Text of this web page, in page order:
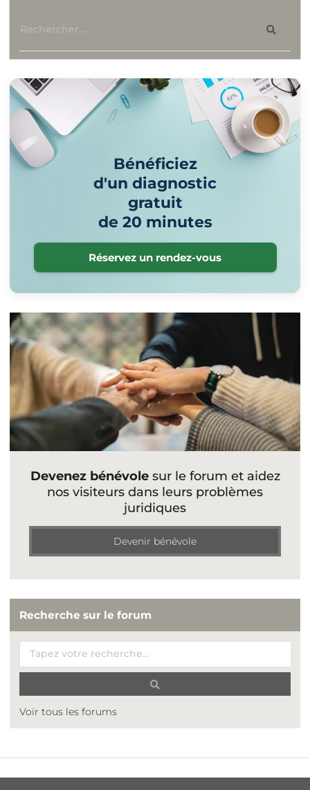
Bénéficiez
d'un diagnostic
gratuit
de 20 minutes
Réservez un rendez-vous
Devenez bénévolesur le forum et aidez
nos visiteurs dans leurs problèmes
juridiques
Devenir bénévole
Recherche sur le forum
Voir tous les forums